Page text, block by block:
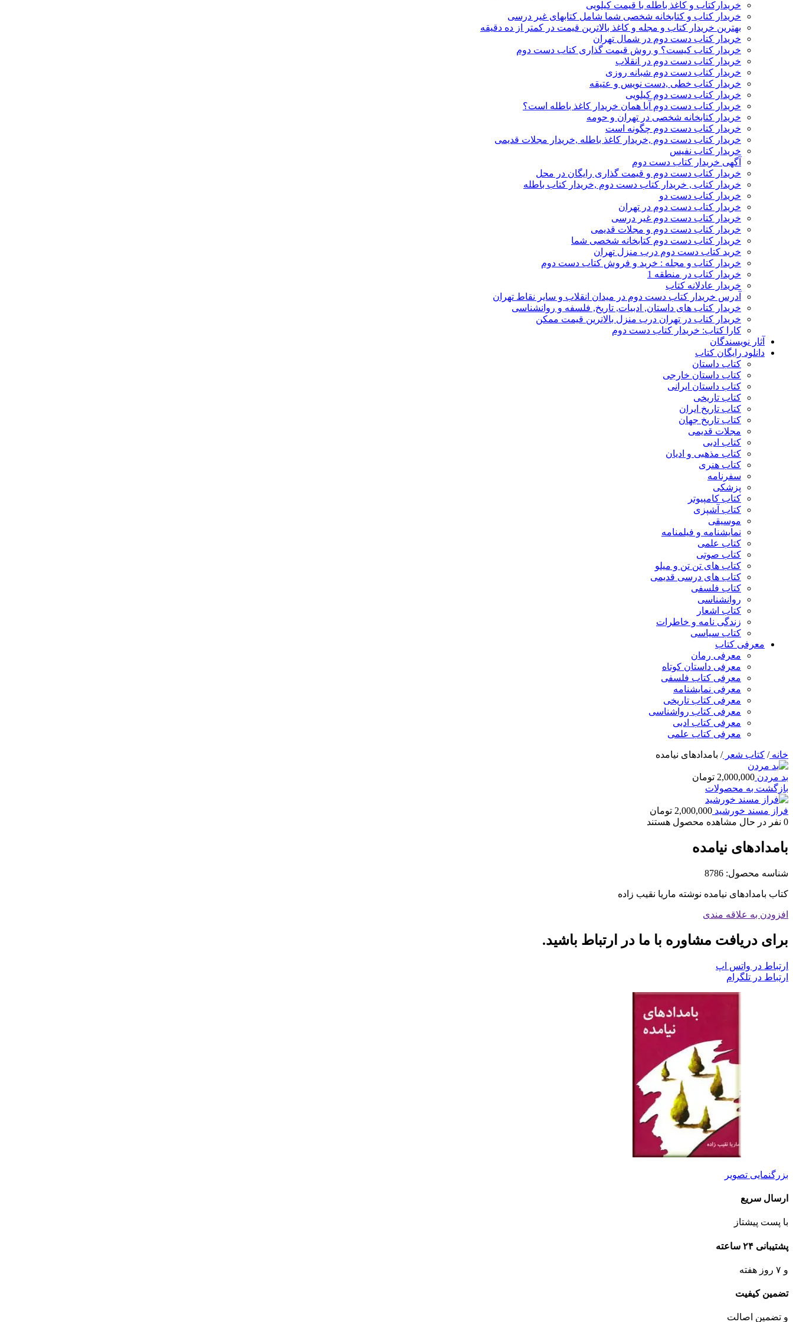
خریدارکتاب و کاغذ باطله با قیمت کیلویی
خریدار کتاب و کتابخانه شخصی شما شامل کتابهای غیر درسی
بهترین خریدار کتاب و مجله و کاغذ بالاترین قیمت در کمتر از ده دقیقه
خریدار کتاب دست دوم در شمال تهران
خریدار کتاب کیست؟ و روش قیمت گذاری کتاب دست دوم
خریدار کتاب دست دوم در انقلاب
خریدار کتاب دست دوم شبانه روزی
خریدار کتاب خطی ,دست نویس و عتیقه
خریدار کتاب دست دوم کیلویی
خریدار کتاب دست دوم آیا همان خریدار کاغذ باطله است؟
خریدار کتابخانه شخصی در تهران و حومه
خریدار کتاب دست دوم چگونه است
خریدار کتاب دست دوم ,خریدار کاغذ باطله ,خریدار مجلات قدیمی
خریدار کتاب نفیس
آگهی خریدار کتاب دست دوم
خریدار کتاب دست دوم و قیمت گذاری رایگان در محل
خریدار کتاب , خریدار کتاب دست دوم ,خریدار کتاب باطله
خریدار کتاب دست دو
خریدار کتاب دست دوم در تهران
خریدار کتاب دست دوم غیر درسی
خریدار کتاب دست دوم و مجلات قدیمی
خریدار کتاب دست دوم کتابخانه شخصی شما
خرید کتاب دست دوم درب منزل تهران
خریدار کتاب و مجله : خرید و فروش کتاب دست دوم
خریدار کتاب در منطقه 1
خریدار عادلانه کتاب
آدرس خریدار کتاب دست دوم در میدان انقلاب و سایر نقاط تهران
خریدار کتاب های داستان, ادبیات, تاریخ, فلسفه و روانشناسی
خریدار کتاب در تهران درب منزل بالاترین قیمت ممکن
کارا کتاب: خریدار کتاب دست دوم
آثار نویسندگان
دانلود رایگان کتاب
کتاب داستان
کتاب داستان خارجی
کتاب داستان ایرانی
کتاب تاریخی
کتاب تاریخ ایران
کتاب تاریخ جهان
مجلات قدیمی
کتاب ادبی
کتاب مذهبی و ادیان
کتاب هنری
سفرنامه
پزشکی
کتاب کامپیوتر
کتاب آشپزی
موسیقی
نمایشنامه و فیلمنامه
کتاب علمی
کتاب صوتی
کتاب های تن تن و میلو
کتاب های درسی قدیمی
کتاب فلسفی
روانشناسی
کتاب اشعار
زندگی نامه و خاطرات
کتاب سیاسی
معرفی کتاب
معرفی رمان
معرفی داستان کوتاه
معرفی کتاب فلسفی
معرفی نمایشنامه
معرفی کتاب تاریخی
معرفی کتاب رواشناسی
معرفی کتاب ادبی
معرفی کتاب علمی
خانه/ کتاب شعر/ بامدادهای نیامده
بد مردن 2,000,000 تومان
بازگشت به محصولات
فراز مسند خورشید 2,000,000 تومان
0 نفر در حال مشاهده محصول هستند
بامدادهای نیامده
شناسه محصول: 8786
کتاب بامدادهای نیامده نوشته ماریا نقیب زاده
افزودن به علاقه مندی
برای دریافت مشاوره با ما در ارتباط باشید.
ارتباط در واتس اپ
ارتباط در تلگرام
بزرگنمایی تصویر
ارسال سریع
با پست پیشتاز
پشتیبانی ۲۴ ساعته
و ۷ روز هفته
تضمین کیفیت
و تضمین اصالت